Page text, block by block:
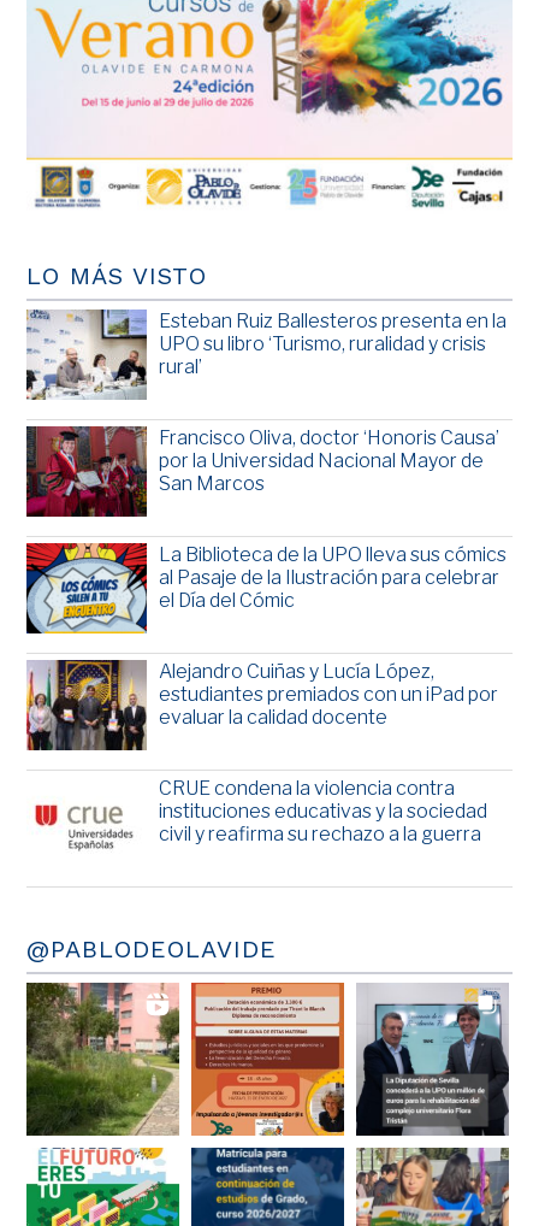
LO MÁS VISTO
Esteban Ruiz Ballesteros presenta en la
UPO su libro ‘Turismo, ruralidad y crisis
rural’
Francisco Oliva, doctor ‘Honoris Causa’
por la Universidad Nacional Mayor de
San Marcos
La Biblioteca de la UPO lleva sus cómics
al Pasaje de la Ilustración para celebrar
el Día del Cómic
Alejandro Cuiñas y Lucía López,
estudiantes premiados con un iPad por
evaluar la calidad docente
CRUE condena la violencia contra
instituciones educativas y la sociedad
civil y reafirma su rechazo a la guerra
@PABLODEOLAVIDE